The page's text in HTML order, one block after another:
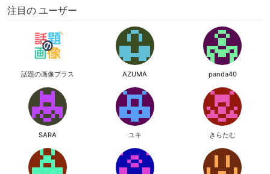
注目の ユーザー
話題の画像プラス AZUMA panda40
SARA ユキ きらたむ